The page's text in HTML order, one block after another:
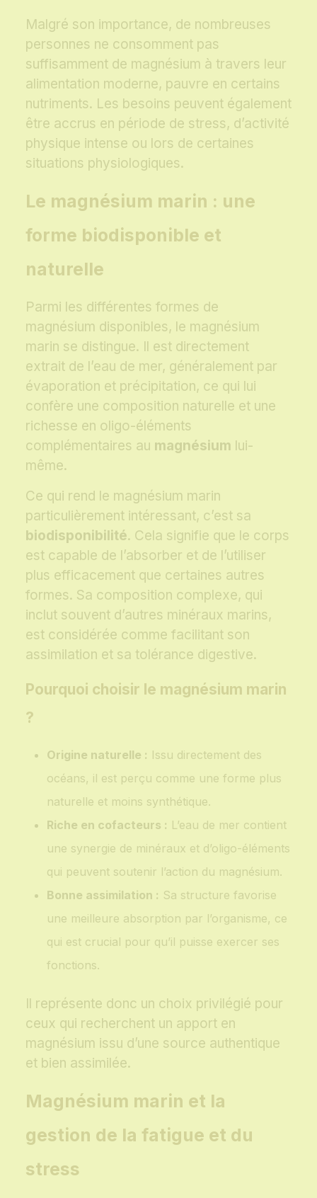
Malgré son importance, de nombreuses
personnes ne consomment pas
suffisamment de magnésium à travers leur
alimentation moderne, pauvre en certains
nutriments. Les besoins peuvent également
être accrus en période de stress, d’activité
physique intense ou lors de certaines
situations physiologiques.
Le magnésium marin : une
forme biodisponible et
naturelle
Parmi les différentes formes de
magnésium disponibles, le magnésium
marin se distingue. Il est directement
extrait de l’eau de mer, généralement par
évaporation et précipitation, ce qui lui
confère une composition naturelle et une
richesse en oligo-éléments
complémentaires au magnésium lui-
même.
Ce qui rend le magnésium marin
particulièrement intéressant, c’est sa
biodisponibilité. Cela signifie que le corps
est capable de l’absorber et de l’utiliser
plus efficacement que certaines autres
formes. Sa composition complexe, qui
inclut souvent d’autres minéraux marins,
est considérée comme facilitant son
assimilation et sa tolérance digestive.
Pourquoi choisir le magnésium marin
?
Origine naturelle : Issu directement des
océans, il est perçu comme une forme plus
naturelle et moins synthétique.
Riche en cofacteurs : L’eau de mer contient
une synergie de minéraux et d’oligo-éléments
qui peuvent soutenir l’action du magnésium.
Bonne assimilation : Sa structure favorise
une meilleure absorption par l’organisme, ce
qui est crucial pour qu’il puisse exercer ses
fonctions.
Il représente donc un choix privilégié pour
ceux qui recherchent un apport en
magnésium issu d’une source authentique
et bien assimilée.
Magnésium marin et la
gestion de la fatigue et du
stress